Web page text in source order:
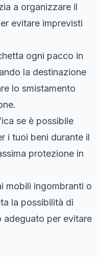
a organizzare il
evitare imprevisti
ogni pacco in
la destinazione
lo smistamento
se è possibile
i tuoi beni durante il
protezione in
mobili ingombranti o
la possibilità di
adeguato per evitare